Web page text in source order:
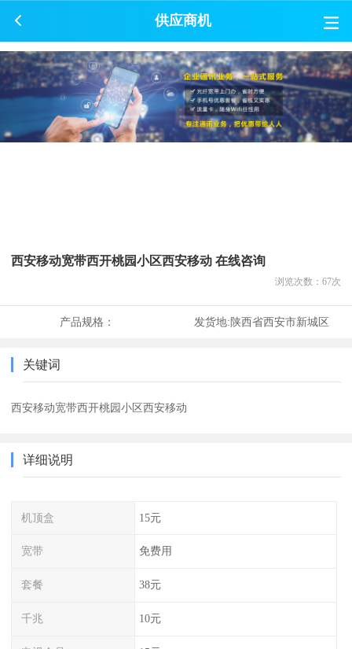
供应商机
西安移动宽带西开桃园小区西安移动 在线咨询
浏览次数： 67次
产品规格： 发货地:陕西省西安市新城区
关键词
西安移动宽带西开桃园小区西安移动
详细说明
机顶盒 15元
宽带 免费用
套餐 38元
千兆 10元